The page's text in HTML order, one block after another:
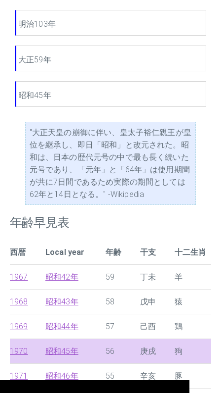
明治103年
大正59年
昭和45年
"大正天皇の崩御に伴い、皇太子裕仁親王が皇
位を継承し、即日「昭和」と改元された。昭
和は、日本の歴代元号の中で最も長く続いた
元号であり、「元年」と「64年」は使用期間
が共に7日間であるため実際の期間としては
62年と14日となる。" -Wikipedia
年齢早見表
西暦 Local year 年齢 干支 十二生肖
1967 昭和42年 59 丁未 羊
1968 昭和43年 58 戊申 猿
1969 昭和44年 57 己酉 鶏
1970 昭和45年 56 庚戌 狗
1971 昭和46年 55 辛亥 豚